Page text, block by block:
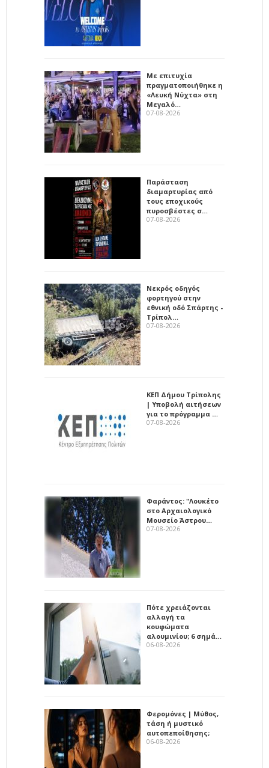
Με επιτυχία
πραγματοποιήθηκε η
«Λευκή Νύχτα» στη
Μεγαλό…
07-08-2026
Παράσταση
διαμαρτυρίας από
τους εποχικούς
πυροσβέστες σ…
07-08-2026
Νεκρός οδηγός
φορτηγού στην
εθνική οδό Σπάρτης -
Τρίπολ…
07-08-2026
ΚΕΠ Δήμου Τρίπολης
| Υποβολή αιτήσεων
για το πρόγραμμα …
07-08-2026
Φαράντος: "Λουκέτο
στο Αρχαιολογικό
Μουσείο Άστρου…
07-08-2026
Πότε χρειάζονται
αλλαγή τα
κουφώματα
αλουμινίου; 6 σημά…
06-08-2026
Φερομόνες | Μύθος,
τάση ή μυστικό
αυτοπεποίθησης;
06-08-2026